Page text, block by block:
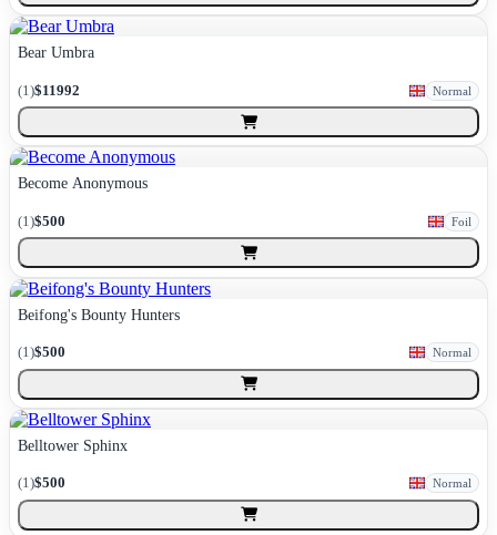
Bear Umbra
(1)$11992 Normal
Become Anonymous
(1)$500 Foil
Beifong's Bounty Hunters
(1)$500 Normal
Belltower Sphinx
(1)$500 Normal